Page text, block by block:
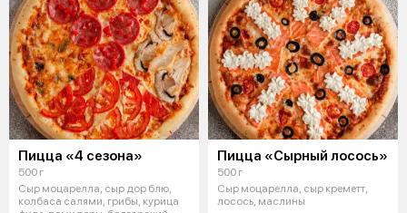
Пицца «4 сезона»
500 г
Сыр моцарелла, сыр дор блю,
колбаса салями, грибы, курица
Пицца «Сырный лосось»
500 г
Сыр моцарелла, сыр креметт,
лосось, маслины